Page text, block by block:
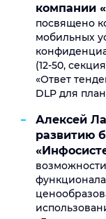
компании
посвящено
мобильных
(12-50,
«Ответ
DLP для
Алексей
развитию